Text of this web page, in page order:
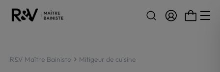
R&V Maître Bainiste Mitigeur de cuisine